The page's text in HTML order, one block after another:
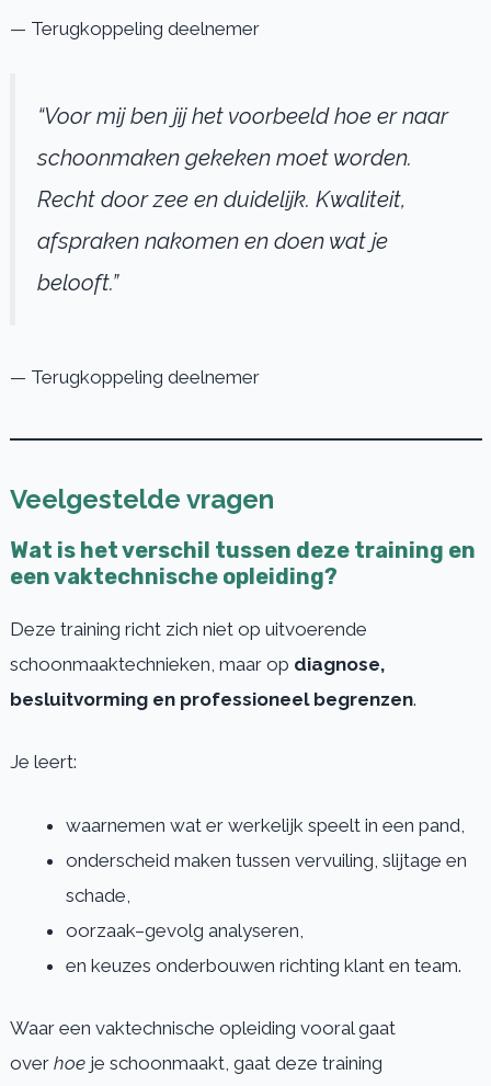
— Terugkoppeling deelnemer
“Voor mij ben jij het voorbeeld hoe er naar
schoonmaken gekeken moet worden.
Recht door zee en duidelijk. Kwaliteit,
afspraken nakomen en doen wat je
belooft.”
— Terugkoppeling deelnemer
Veelgestelde vragen
Wat is het verschil tussen deze training en
een vaktechnische opleiding?
Deze training richt zich niet op uitvoerende
schoonmaaktechnieken, maar op diagnose,
besluitvorming en professioneel begrenzen.
Je leert:
waarnemen wat er werkelijk speelt in een pand,
onderscheid maken tussen vervuiling, slijtage en
schade,
oorzaak–gevolg analyseren,
en keuzes onderbouwen richting klant en team.
Waar een vaktechnische opleiding vooral gaat
over hoeje schoonmaakt, gaat deze training